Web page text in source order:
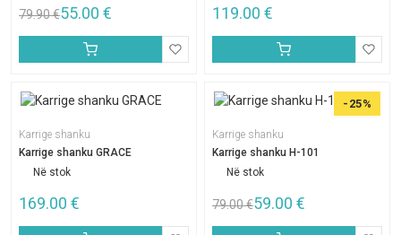
79.90€55.00 € 119.00 €
Karrige shanku
Karrige shanku GRACE
Në stok
169.00 €
-25%
Karrige shanku
Karrige shanku H-101
Në stok
79.00€59.00 €